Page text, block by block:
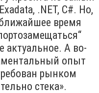
.NET, C#. Но,
время
актуальное. А во-
опыт
рынком
стека».